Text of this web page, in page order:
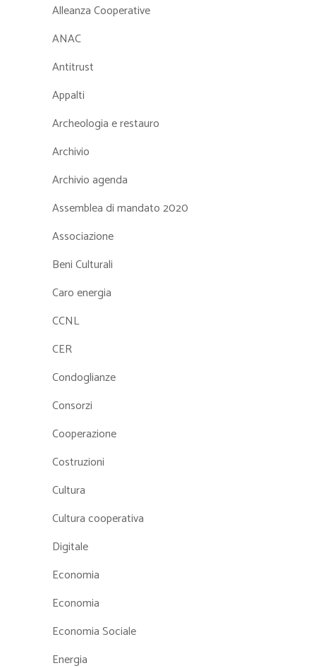
Alleanza Cooperative
ANAC
Antitrust
Appalti
Archeologia e restauro
Archivio
Archivio agenda
Assemblea di mandato 2020
Associazione
Beni Culturali
Caro energia
CCNL
CER
Condoglianze
Consorzi
Cooperazione
Costruzioni
Cultura
Cultura cooperativa
Digitale
Economia
Economia
Economia Sociale
Energia